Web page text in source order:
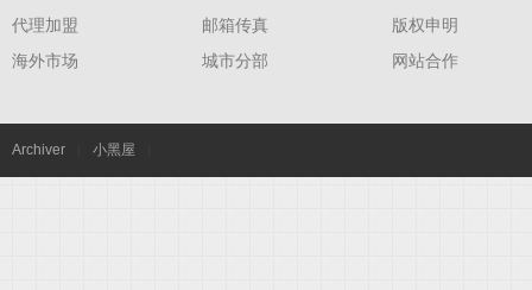
代理加盟
海外市场
邮箱传真
城市分部
版权申明
网站合作
Archiver 小黑屋